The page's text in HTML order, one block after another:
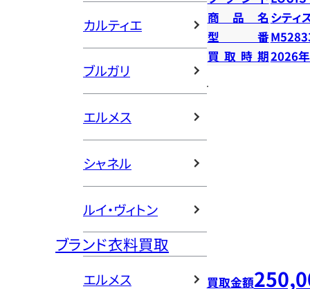
カルティエ
ブルガリ
エルメス
シャネル
ルイ・ヴィトン
ブランド衣料買取
エルメス
商品名 シティ
型番
買取時期2026
買取金額